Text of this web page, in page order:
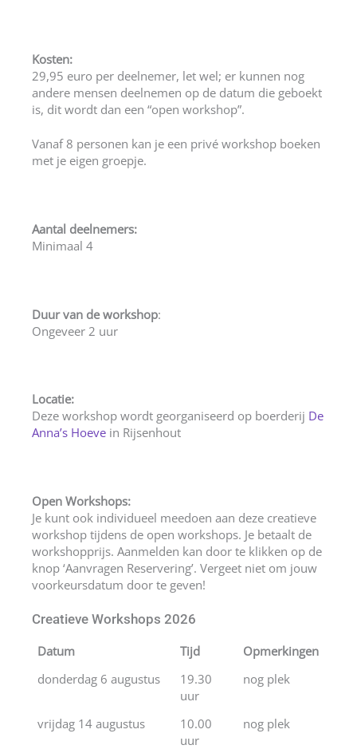
Kosten:
29,95 euro per deelnemer, let wel; er kunnen nog
andere mensen deelnemen op de datum die geboekt
is, dit wordt dan een “open workshop”.
Vanaf 8 personen kan je een privé workshop boeken
met je eigen groepje.
Aantal deelnemers:
Minimaal 4
Duur van de workshop:
Ongeveer 2 uur
Locatie:
Deze workshop wordt georganiseerd op boerderij De
Anna’s Hoeve in Rijsenhout
Open Workshops:
Je kunt ook individueel meedoen aan deze creatieve
workshop tijdens de open workshops. Je betaalt de
workshopprijs. Aanmelden kan door te klikken op de
knop ‘Aanvragen Reservering’. Vergeet niet om jouw
voorkeursdatum door te geven!
Creatieve Workshops 2026
Datum
Tijd
Opmerkingen
donderdag 6 augustus
19.30
uur
nog plek
vrijdag 14 augustus
10.00
uur
nog plek